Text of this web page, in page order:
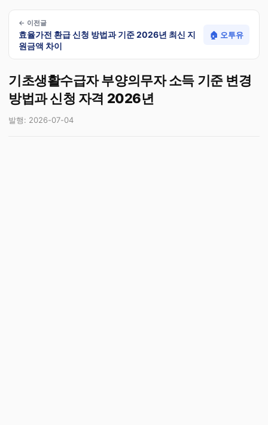
← 이전글
효율가전 환급 신청 방법과 기준 2026년 최신 지
원금액 차이
🏠 오투유
기초생활수급자 부양의무자 소득 기준 변경
방법과 신청 자격 2026년
발행: 2026-07-04